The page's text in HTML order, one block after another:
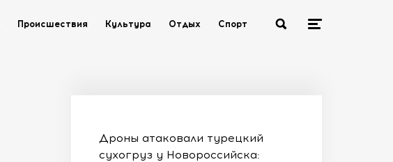
Происшествия Культура Отдых Спорт
Дроны атаковали турецкий
сухогруз у Новороссийска: